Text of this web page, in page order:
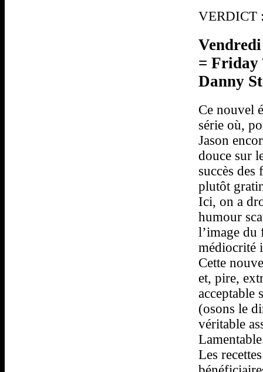
VERDICT
= Friday
Danny
Ce nouvel
série où,
Jason
douce sur
succès
plutôt
Ici, on a
humour
l’image du
médiocrité
Cette
et, pire,
acceptable
(osons le
véritable
Les